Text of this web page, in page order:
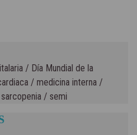
/ Día Mundial de la
/ medicina interna /
sarcopenia / semi